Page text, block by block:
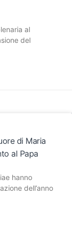
al
del
di Maria
al Papa
hanno
dell’anno